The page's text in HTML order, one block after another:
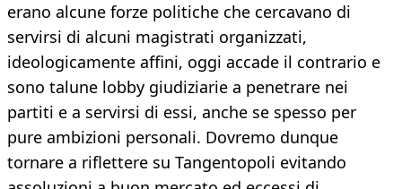
erano alcune forze politiche che cercavano di
servirsi di alcuni magistrati organizzati,
ideologicamente affini, oggi accade il contrario e
sono talune lobby giudiziarie a penetrare nei
partiti e a servirsi di essi, anche se spesso per
pure ambizioni personali. Dovremo dunque
tornare a riflettere su Tangentopoli evitando